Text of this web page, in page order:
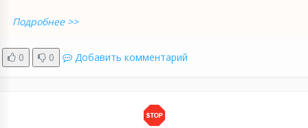
Подробнее >>
0 0 Добавить комментарий